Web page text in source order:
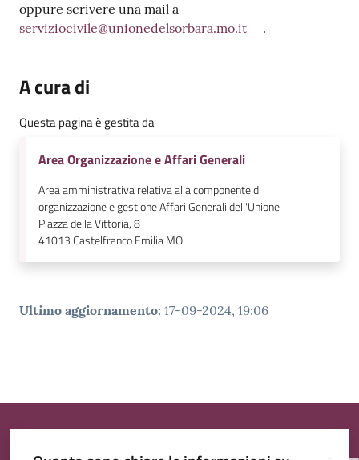
oppure scrivere una mail a
serviziocivile@unionedelsorbara.mo.it
.
A cura di
Questa pagina è gestita da
Area Organizzazione e Affari Generali
Area amministrativa relativa alla componente di
organizzazione e gestione Affari Generali dell'Unione
Piazza della Vittoria, 8
41013Castelfranco Emilia MO
Ultimo aggiornamento: 17-09-2024, 19:06